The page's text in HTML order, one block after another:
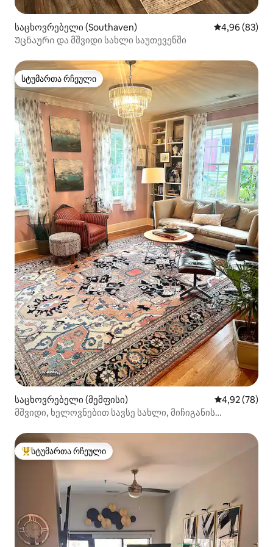
საცხოვრებელი (Southaven) საშუალო
4,96 (83)
Უცნაური და მშვიდი სახლი საუთევენში
სტუმართა რჩეული
სტუმართა რჩეული
საცხოვრებელი (მემფისი) საშუალო
4,92 (78)
მშვიდი, ხელოვნებით სავსე სახლი, მიჩიგანის
სტუმართა რჩეული მოწინავე ვარიანტი
სტუმართა რჩეული